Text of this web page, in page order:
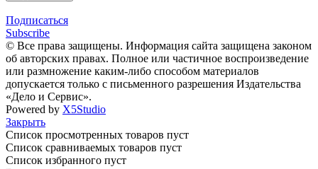
Подписаться
Subscribe
© Все права защищены. Информация сайта защищена законом
об авторских правах. Полное или частичное воспроизведение
или размножение каким-либо способом материалов
допускается только с письменного разрешения Издательства
«Дело и Сервис».
Powered by X5Studio
Закрыть
Список просмотренных товаров пуст
Список сравниваемых товаров пуст
Список избранного пуст